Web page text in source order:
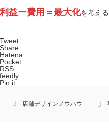
利益ー費用＝最大化を考え
Tweet
Share
Hatena
Pocket
RSS
feedly
Pin it
店舗デザインノウハウ